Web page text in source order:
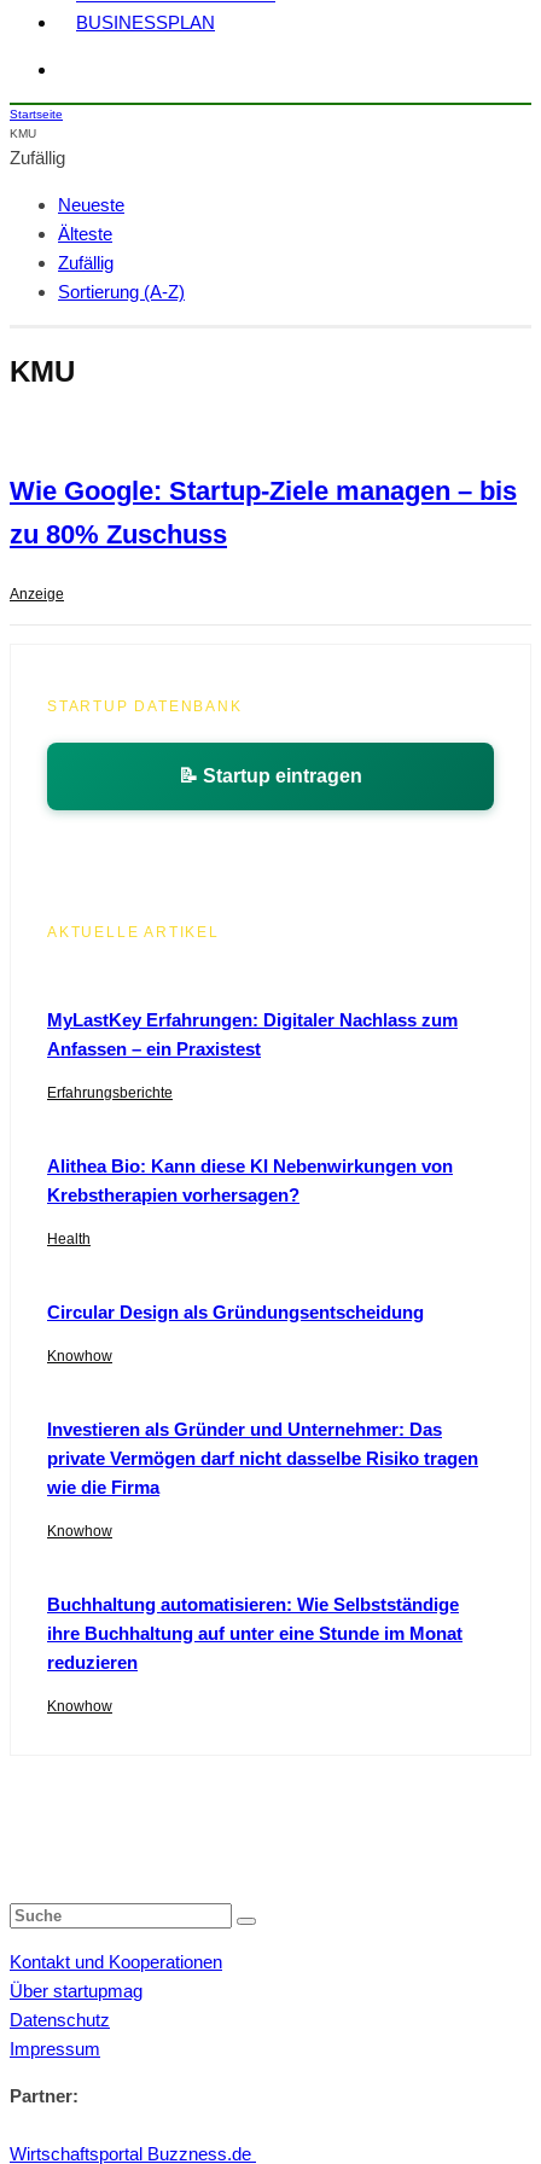
BUSINESSPLAN
Startseite
KMU
Zufällig
Neueste
Älteste
Zufällig
Sortierung (A-Z)
KMU
Wie Google: Startup-Ziele managen – bis
zu 80% Zuschuss
Anzeige
STARTUP DATENBANK
📝 Startup eintragen
AKTUELLE ARTIKEL
MyLastKey Erfahrungen: Digitaler Nachlass zum
Anfassen – ein Praxistest
Erfahrungsberichte
Alithea Bio: Kann diese KI Nebenwirkungen von
Krebstherapien vorhersagen?
Health
Circular Design als Gründungsentscheidung
Knowhow
Investieren als Gründer und Unternehmer: Das
private Vermögen darf nicht dasselbe Risiko tragen
wie die Firma
Knowhow
Buchhaltung automatisieren: Wie Selbstständige
ihre Buchhaltung auf unter eine Stunde im Monat
reduzieren
Knowhow
Kontakt und Kooperationen
Über startupmag
Datenschutz
Impressum
Partner:
Wirtschaftsportal Buzzness.de